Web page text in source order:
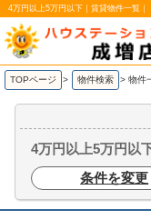
4万円以上5万円以下｜賃貸物件一覧
TOPページ > 物件検索 > 物件
4万円以上5万円以
条件を変更